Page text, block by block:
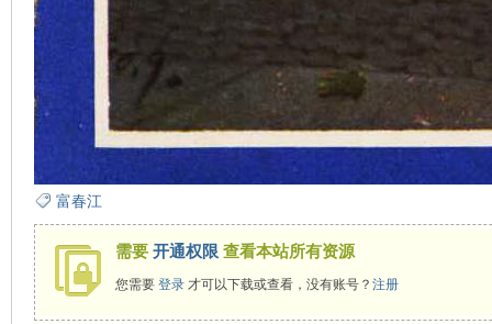
富春江
需要 开通权限 查看本站所有资源
您需要 登录才可以下载或查看，没有账号？ 注册